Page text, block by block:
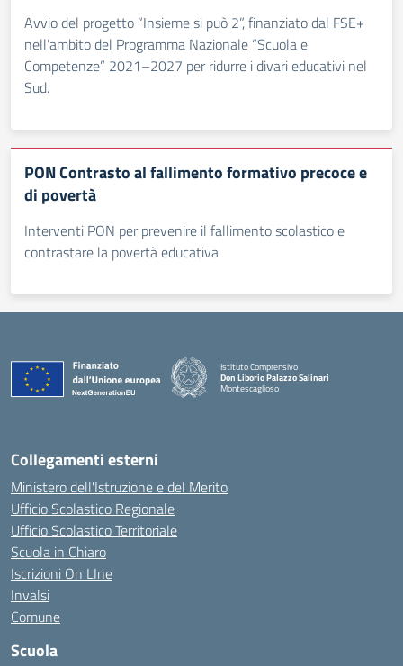
Avvio del progetto “Insieme si può 2”, finanziato dal FSE+
nell’ambito del Programma Nazionale “Scuola e
Competenze” 2021–2027 per ridurre i divari educativi nel
Sud.
PON Contrasto al fallimento formativo precoce e
di povertà
Interventi PON per prevenire il fallimento scolastico e
contrastare la povertà educativa
Istituto Comprensivo
Don Liborio Palazzo Salinari
Montescaglioso
Collegamenti esterni
Ministero dell'Istruzione e del Merito
Ufficio Scolastico Regionale
Ufficio Scolastico Territoriale
Scuola in Chiaro
Iscrizioni On LIne
Invalsi
Comune
Scuola